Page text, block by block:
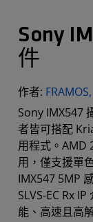
Sony
件
作者:
Sony IMX547
者皆可搭配
用程式。AMD
用，僅支援單
IMX547 5MP
SLVS-EC Rx
能、高速且高